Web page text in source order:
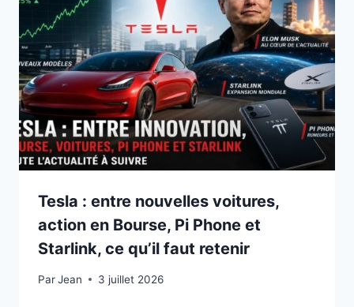
Tesla : entre nouvelles voitures,
action en Bourse, Pi Phone et
Starlink, ce qu’il faut retenir
ParJean
3 juillet 20263 juillet 2026